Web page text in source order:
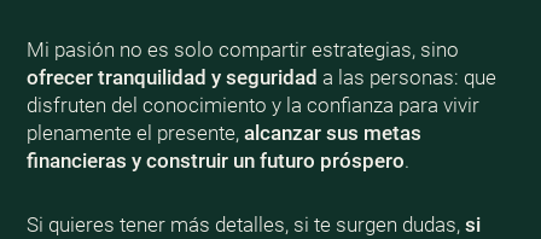
Mi pasión no es solo compartir estrategias, sino
ofrecer tranquilidad y seguridad a las personas: que
disfruten del conocimiento y la confianza para vivir
plenamente el presente, alcanzar sus metas
financieras y construir un futuro próspero.
Si quieres tener más detalles, si te surgen dudas, si